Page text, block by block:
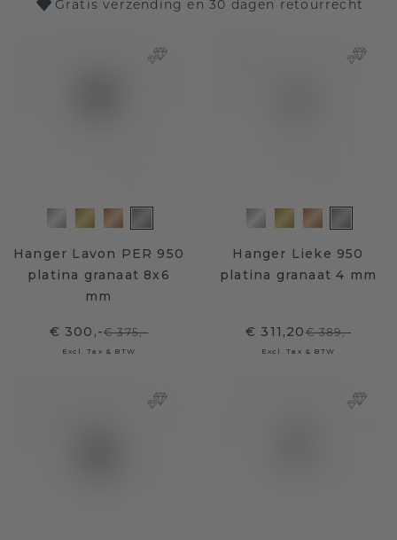
Gratis verzending en 30 dagen retourrecht
Hanger Lavon PER 950
platina granaat 8x6
mm
€ 300,-€ 375,-
Excl. Tax & BTW
Hanger Lieke 950
platina granaat 4 mm
€ 311,20€ 389,-
Excl. Tax & BTW